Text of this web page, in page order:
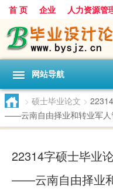
首 页 企业 人力资源管
数据
旅游 项目 浅谈
网站导航
> 硕士毕业论文 >
——云南自由择业和转业军人
22314字硕士毕业
——云南自由择业